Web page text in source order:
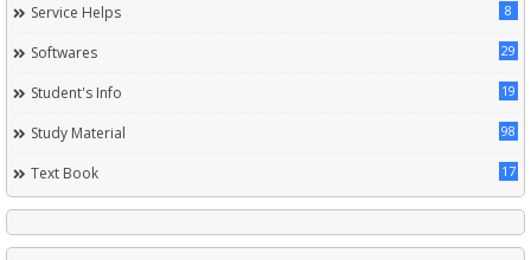
Service Helps 8
Softwares 29
Student's Info 19
Study Material 98
Text Book 17